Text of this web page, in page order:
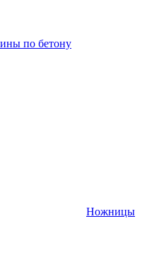
по бетону
Ножницы